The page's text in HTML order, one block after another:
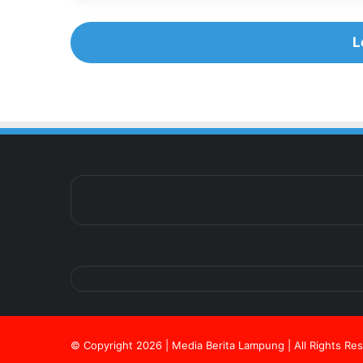
© Copyright 2026 | Media Berita Lampung | All Rights